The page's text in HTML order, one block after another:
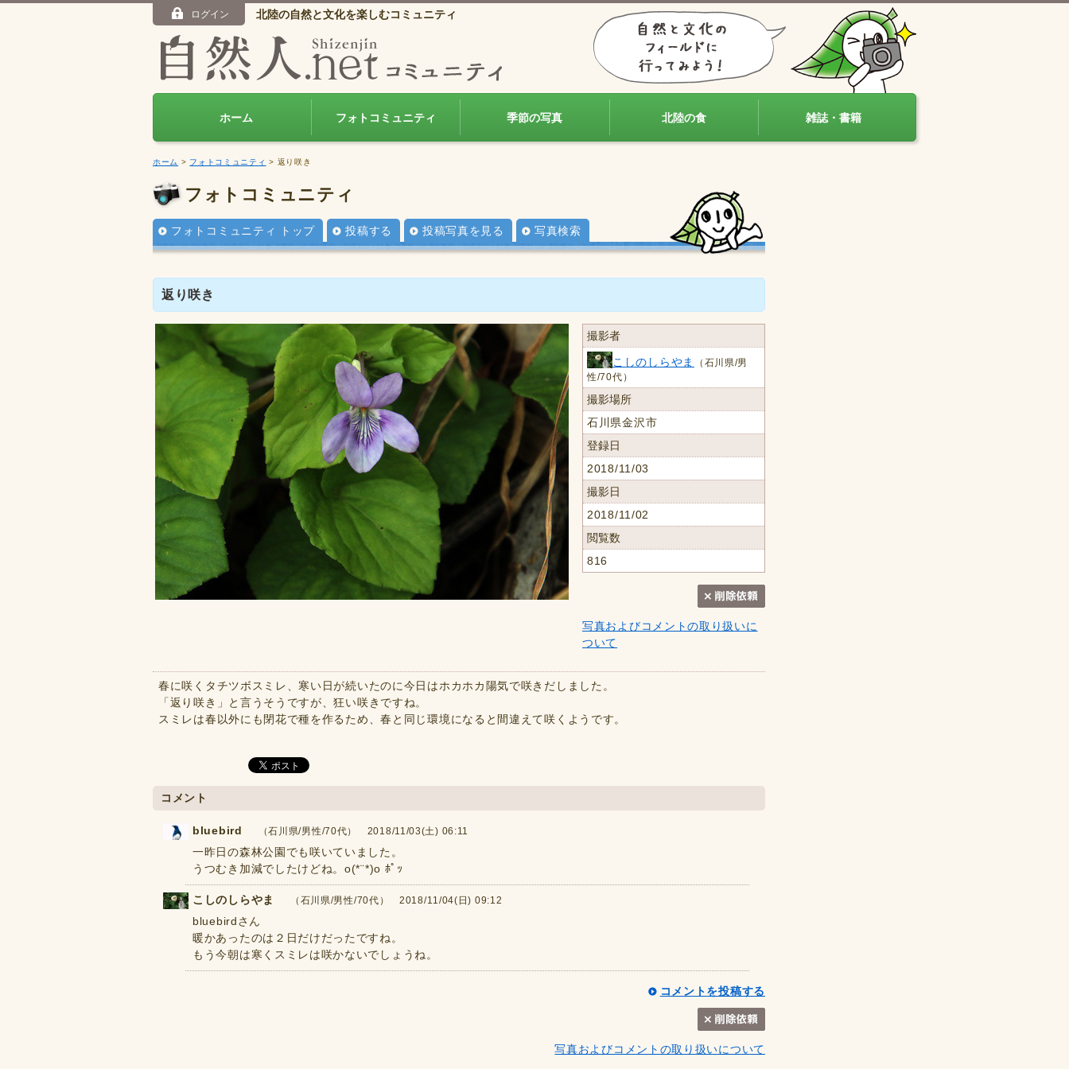
ログイン 北陸の自然と文化を楽しむコミュニティ
ホーム フォトコミュニティ 季節の写真 北陸の食 雑誌・書籍
ホーム > フォトコミュニティ > 返り咲き
フォトコミュニティ
フォトコミュニティ トップ 投稿する 投稿写真を見る 写真検索
返り咲き
撮影者
こしのしらやま
（石川県/男
性/70代）
撮影場所
石川県金沢市
登録日
2018/11/03
撮影日
2018/11/02
閲覧数
816
写真およびコメントの取り扱いに
ついて
春に咲くタチツボスミレ、寒い日が続いたのに今日はホカホカ陽気で咲きだしました。
「返り咲き」と言うそうですが、狂い咲きですね。
スミレは春以外にも閉花で種を作るため、春と同じ環境になると間違えて咲くようです。
コメント
bluebird （石川県/男性/70代） 2018/11/03(土) 06:11
一昨日の森林公園でも咲いていました。
うつむき加減でしたけどね。o(*¨*)o ﾎﾟｯ
こしのしらやま （石川県/男性/70代） 2018/11/04(日) 09:12
bluebirdさん
暖かあったのは２日だけだったですね。
もう今朝は寒くスミレは咲かないでしょうね。
コメントを投稿する
写真およびコメントの取り扱いについて